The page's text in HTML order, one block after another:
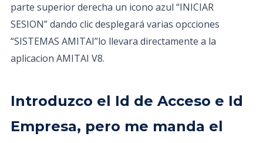
parte superior derecha un icono azul “INICIAR
SESION” dando clic desplegará varias opcciones
“SISTEMAS AMITAI”lo llevara directamente a la
aplicacion AMITAI V8.
Introduzco el Id de Acceso e Id
Empresa, pero me manda el